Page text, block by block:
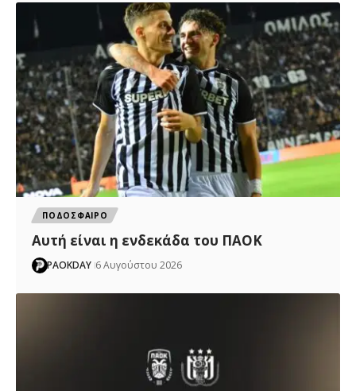
ΠΟΔΟΣΦΑΙΡΟ
Αυτή είναι η ενδεκάδα του ΠΑΟΚ
PAOKDAY 6 Αυγούστου 2026